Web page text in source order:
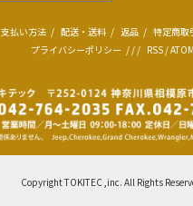
支払い方法 / 配送・送料 / 返品 / 特定商取
プライバシーポリシー / / / RSS/ATOM
Copyright TOKITEC ,inc. All Rights